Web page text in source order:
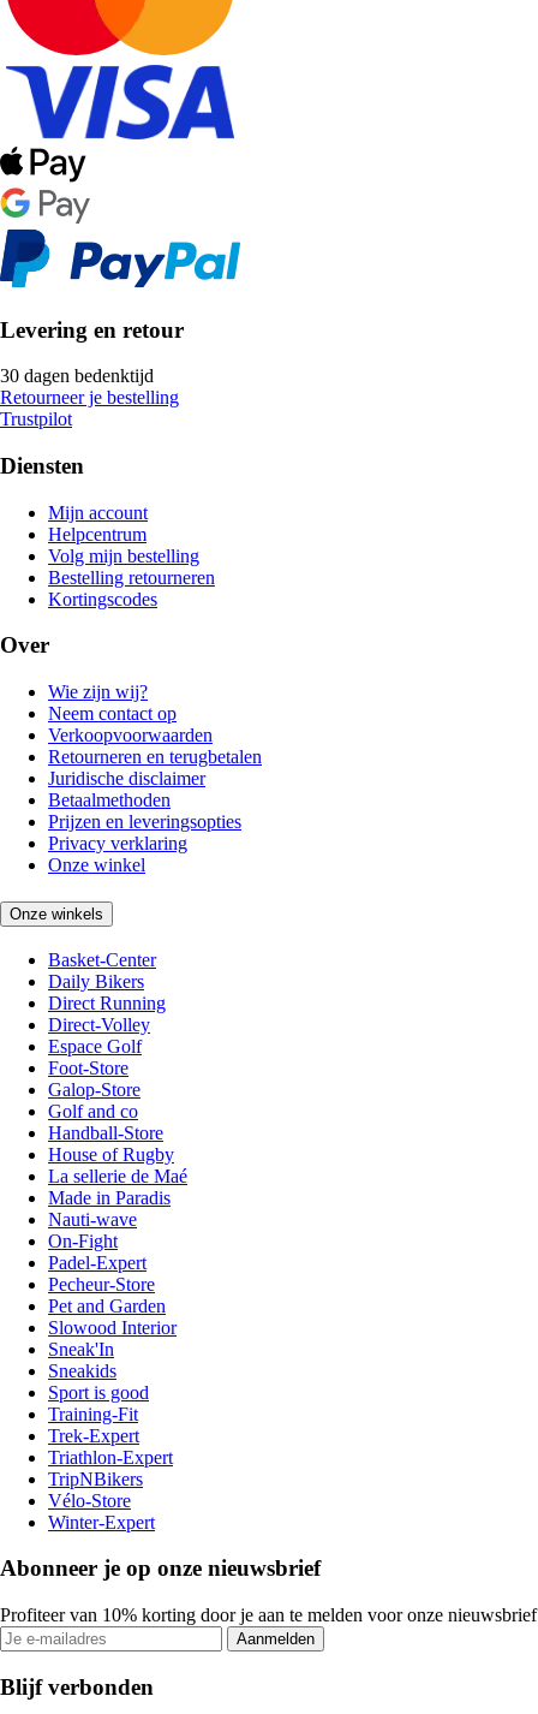
Levering en retour
30 dagen bedenktijd
Retourneer je bestelling
Trustpilot
Diensten
Mijn account
Helpcentrum
Volg mijn bestelling
Bestelling retourneren
Kortingscodes
Over
Wie zijn wij?
Neem contact op
Verkoopvoorwaarden
Retourneren en terugbetalen
Juridische disclaimer
Betaalmethoden
Prijzen en leveringsopties
Privacy verklaring
Onze winkel
Onze winkels
Basket-Center
Daily Bikers
Direct Running
Direct-Volley
Espace Golf
Foot-Store
Galop-Store
Golf and co
Handball-Store
House of Rugby
La sellerie de Maé
Made in Paradis
Nauti-wave
On-Fight
Padel-Expert
Pecheur-Store
Pet and Garden
Slowood Interior
Sneak'In
Sneakids
Sport is good
Training-Fit
Trek-Expert
Triathlon-Expert
TripNBikers
Vélo-Store
Winter-Expert
Abonneer je op onze nieuwsbrief
Profiteer van 10% korting door je aan te melden voor onze nieuwsbrief
Aanmelden
Blijf verbonden